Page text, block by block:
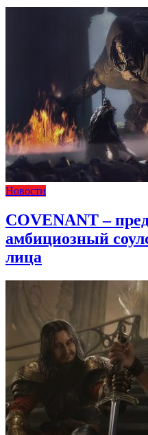
Новости
COVENANT –
амбициозный
лица